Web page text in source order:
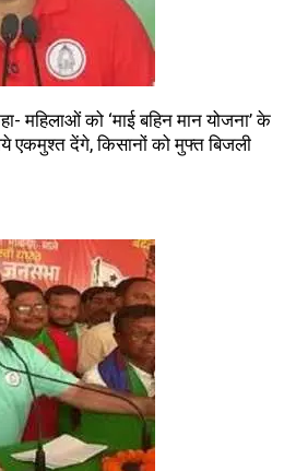
महिलाओं को ‘माई बहिन मान योजना’ के
एकमुश्त देंगे, किसानों को मुफ्त बिजली